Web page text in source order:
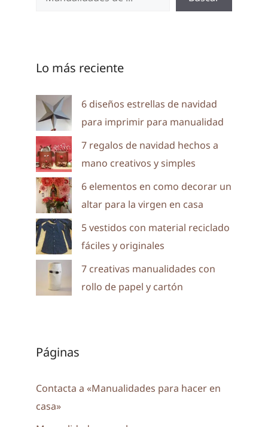
Lo más reciente
6 diseños estrellas de navidad
para imprimir para manualidad
7 regalos de navidad hechos a
mano creativos y simples
6 elementos en como decorar un
altar para la virgen en casa
5 vestidos con material reciclado
fáciles y originales
7 creativas manualidades con
rollo de papel y cartón
Páginas
Contacta a «Manualidades para hacer en
casa»